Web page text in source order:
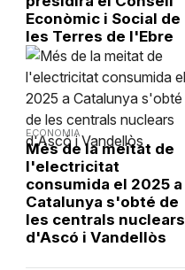
Econòmic i Social de
les Terres de l'Ebre
ECONOMIA
Més de la meitat de
l'electricitat
consumida el 2025 a
Catalunya s'obté de
les centrals nuclears
d'Ascó i Vandellòs